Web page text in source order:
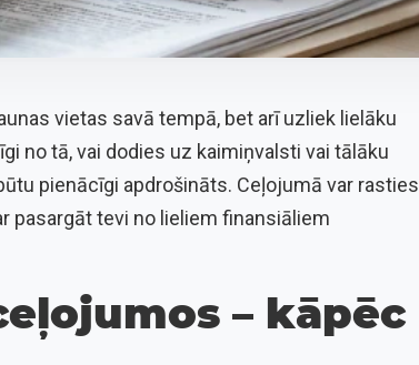
vietas savā tempā, bet arī uzliek lielāku
no tā, vai dodies uz kaimiņvalsti vai tālāku
pienācīgi apdrošināts. Ceļojumā var rasties
pasargāt tevi no lieliem finansiāliem
– kāpēc